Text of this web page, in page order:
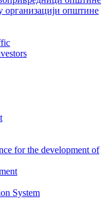
организацији општине
for the development of
System